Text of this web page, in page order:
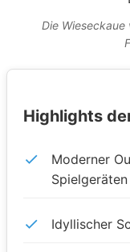
Die
Highlights
Moderner
Spielgeräten
Idyllischer